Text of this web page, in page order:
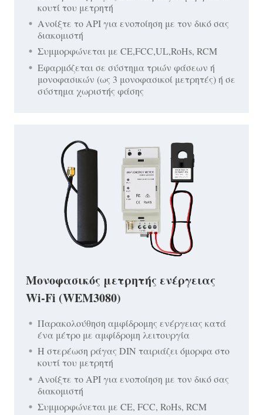
κουτί του μετρητή
Ανοίξτε το API για ενοποίηση με τον δικό σας
διακομιστή
Συμμορφώνεται με CE,FCC,UL,RoHs, RCM
Εφαρμόζεται σε σύστημα τριών φάσεων ή
μονοφασικών (ως 3 μονοφασικοί μετρητές) ή σε
σύστημα χωριστής φάσης
Μονοφασικός μετρητής ενέργειας
Wi-Fi (WEM3080)
Παρακολούθηση αμφίδρομης ενέργειας κατά
ένα μέτρο με αμφίδρομη λειτουργία
Η στερέωση ράγας DIN ταιριάζει όμορφα στο
κουτί του μετρητή
Ανοίξτε το API για ενοποίηση με τον δικό σας
διακομιστή
Συμμορφώνεται με CE, FCC, RoHs, RCM